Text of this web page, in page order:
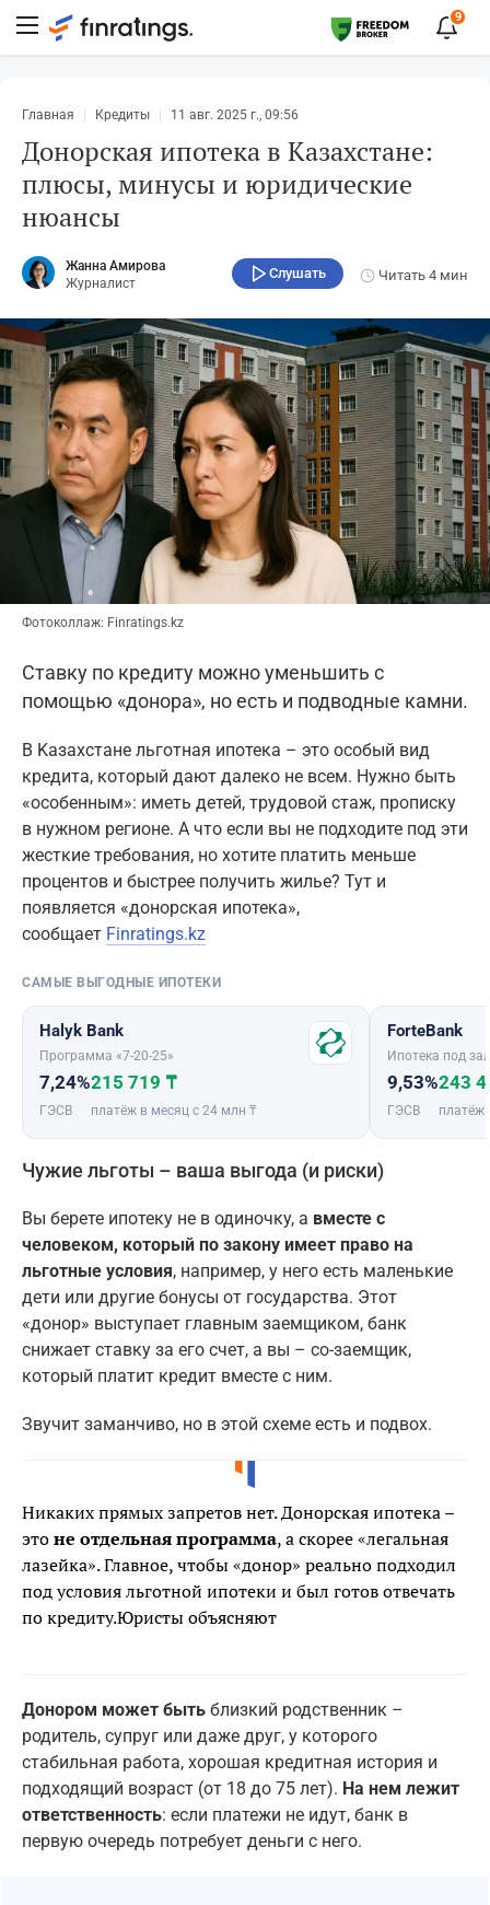
9
Главная Кредиты 11 авг. 2025 г., 09:56
Донорская ипотека в Казахстане:
плюсы, минусы и юридические
нюансы
Жанна Амирова
Журналист
Слушать Читать 4 мин
Фотоколлаж: Finratings.kz
Ставку по кредиту можно уменьшить с
помощью «донора», но есть и подводные камни.
B Kaзахстане льготная ипотека – это особый вид
кредита, который дают далеко не всем. Нужно быть
«особенным»: иметь детей, трудовой стаж, прописку
в нужном регионе. А что если вы не подходите под эти
жесткие требования, но хотите платить меньше
процентов и быстрее получить жилье? Тут и
появляется «донорская ипотека»,
сообщает Finratings.kz
САМЫЕ ВЫГОДНЫЕ ИПОТЕКИ
Halyk Bank
Программа «7-20-25»
7,24%
ГЭСВ
215 719 ₸
платёж в месяц с 24 млн ₸
ForteBank
Ипотека под
9,53%
ГЭСВ
243
платёж
Чужие льготы – ваша выгода (и риски)
Вы берете ипотеку не в одиночку, а вместе с
человеком, который по закону имеет право на
льготные условия, например, у него есть маленькие
дети или другие бонусы от государства. Этот
«донор» выступает главным заемщиком, банк
снижает ставку за его счет, а вы – со-заемщик,
который платит кредит вместе с ним.
Звучит заманчиво, но в этой схеме есть и подвох.
Никаких прямых запретов нет. Донорская ипотека –
этоне отдельная программа, а скорее «легальная
лазейка». Главное, чтобы «донор» реально подходил
под условия льготной ипотеки и был готов отвечать
по кредиту.Юристы объясняют
Донором может быть близкий родственник –
родитель, супруг или даже друг, у которого
стабильная работа, хорошая кредитная история и
подходящий возраст (от 18 до 75 лет). На нем лежит
ответственность: если платежи не идут, банк в
первую очередь потребует деньги с него.